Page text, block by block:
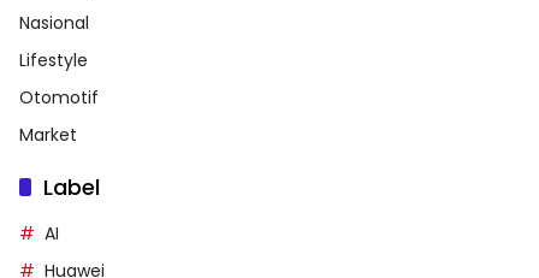
Nasional
Lifestyle
Otomotif
Market
Label
AI
Huawei